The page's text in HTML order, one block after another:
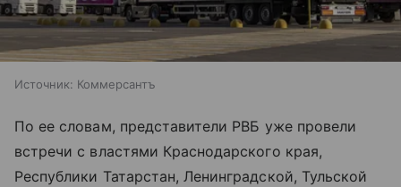
Источник: Коммерсантъ
По ее словам, представители РВБ уже провели
встречи с властями Краснодарского края,
Республики Татарстан, Ленинградской, Тульской